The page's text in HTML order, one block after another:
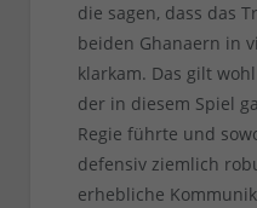
die sagen, dass das
beiden Ghanaern in
klarkam. Das gilt
der in diesem Spiel
Regie führte und
defensiv ziemlich
erhebliche